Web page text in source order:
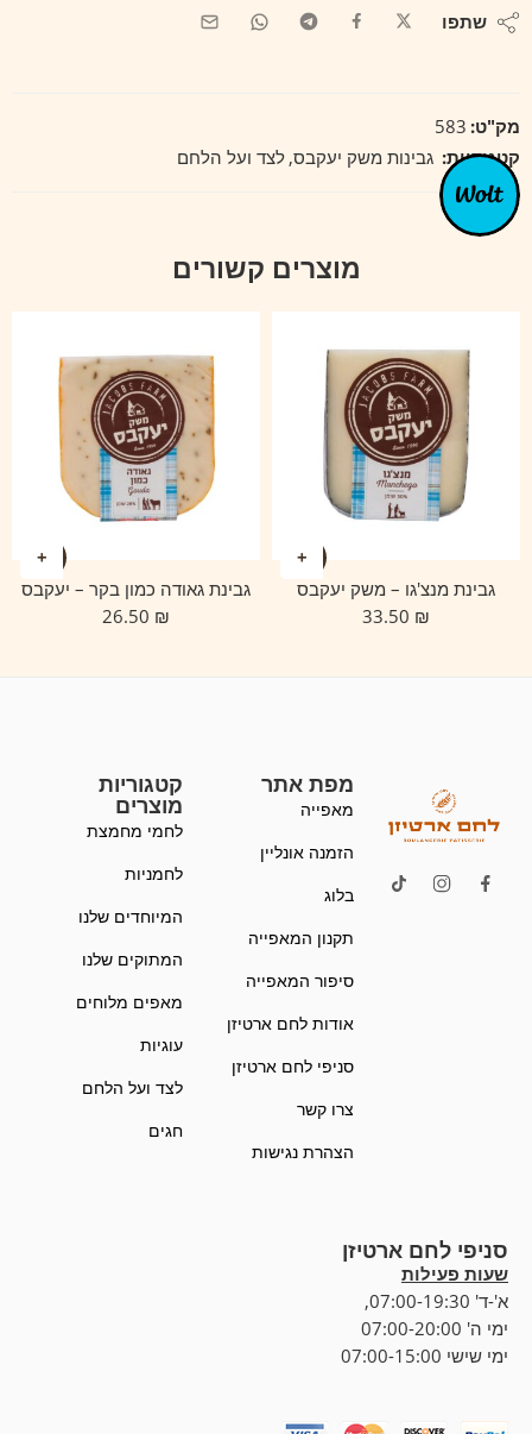
שתפו
מק"ט: 583
קטגוריות: גבינות משק יעקבס, לצד ועל הלחם
מוצרים קשורים
גבינת מנצ'גו – משק יעקבס
₪
גבינת גאודה כמון בקר – יעקבס
₪
מפת אתר
מאפייה
הזמנה אונליין
בלוג
תקנון המאפייה
סיפור המאפייה
אודות לחם ארטיזן
סניפי לחם ארטיזן
צרו קשר
הצהרת נגישות
קטגוריות
מוצרים
לחמי מחמצת
לחמניות
המיוחדים שלנו
המתוקים שלנו
מאפים מלוחים
עוגיות
לצד ועל הלחם
חגים
סניפי לחם ארטיזן
שעות פעילות
א'-ד' 07:00-19:30,
ימי ה' 07:00-20:00
ימי שישי 07:00-15:00